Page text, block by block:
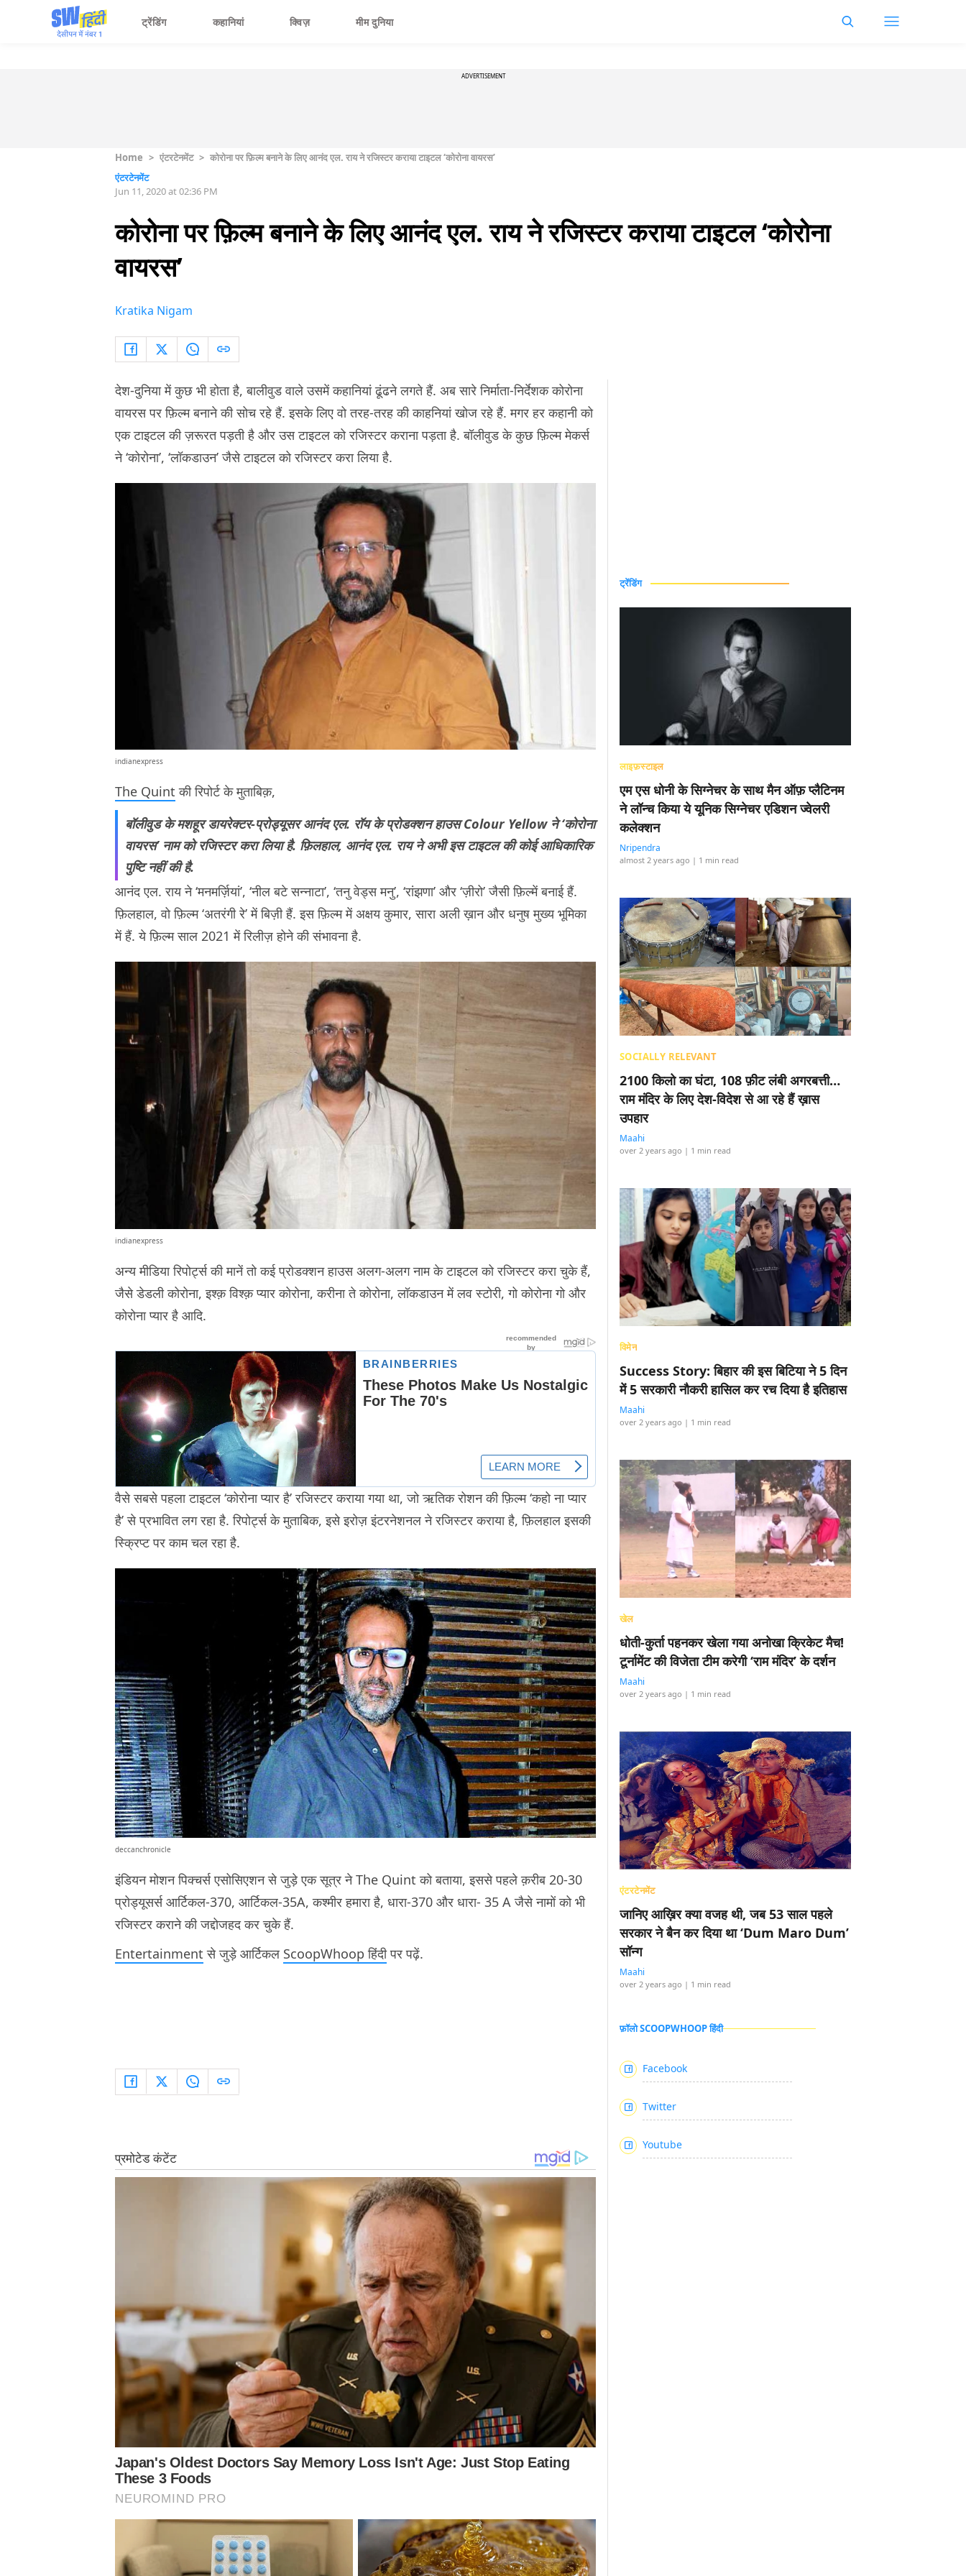
ट्रेंडिंग कहानियां क्विज़ मीम दुनिया
ADVERTISEMENT
Home > एंटरटेनमेंट > कोरोना पर फ़िल्म बनाने के लिए आनंद एल. राय ने रजिस्टर कराया टाइटल ‘कोरोना वायरस’
एंटरटेनमेंट
Jun 11, 2020 at 02:36 PM
कोरोना पर फ़िल्म बनाने के लिए आनंद एल. राय ने रजिस्टर कराया टाइटल ‘कोरोना
वायरस’
Kratika Nigam
देश-दुनिया में कुछ भी होता है, बालीवुड वाले उसमें कहानियां ढूंढने लगते हैं. अब सारे निर्माता-निर्देशक कोरोना
वायरस पर फ़िल्म बनाने की सोच रहे हैं. इसके लिए वो तरह-तरह की काहनियां खोज रहे हैं. मगर हर कहानी को
एक टाइटल की ज़रूरत पड़ती है और उस टाइटल को रजिस्टर कराना पड़ता है. बॉलीवुड के कुछ फ़िल्म मेकर्स
ने ‘कोरोना’, ‘लॉकडाउन’ जैसे टाइटल को रजिस्टर करा लिया है.
indianexpress
The Quint की रिपोर्ट के मुताबिक़,
बॉलीवुड के मशहूर डायरेक्टर-प्रोड्यूसर आनंद एल. रॉय के प्रोडक्शन हाउस Colour Yellow ने ‘कोरोना
वायरस’ नाम को रजिस्टर करा लिया है. फ़िलहाल, आनंद एल. राय ने अभी इस टाइटल की कोई आधिकारिक
पुष्टि नहीं की है.
आनंद एल. राय ने ‘मनमर्ज़ियां’, ‘नील बटे सन्नाटा’, ‘तनु वेड्स मनु’, ‘रांझणा’ और ‘ज़ीरो’ जैसी फ़िल्में बनाई हैं.
फ़िलहाल, वो फ़िल्म ‘अतरंगी रे’ में बिज़ी हैं. इस फ़िल्म में अक्षय कुमार, सारा अली ख़ान और धनुष मुख्य भूमिका
में हैं. ये फ़िल्म साल 2021 में रिलीज़ होने की संभावना है.
indianexpress
अन्य मीडिया रिपोर्ट्स की मानें तो कई प्रोडक्शन हाउस अलग-अलग नाम के टाइटल को रजिस्टर करा चुके हैं,
जैसे डेडली कोरोना, इश्क़ विश्क़ प्यार कोरोना, करीना ते कोरोना, लॉकडाउन में लव स्टोरी, गो कोरोना गो और
कोरोना प्यार है आदि.
वैसे सबसे पहला टाइटल ‘कोरोना प्यार है’ रजिस्टर कराया गया था, जो ऋतिक रोशन की फ़िल्म ‘कहो ना प्यार
है’ से प्रभावित लग रहा है. रिपोर्ट्स के मुताबिक, इसे इरोज़ इंटरनेशनल ने रजिस्टर कराया है, फ़िलहाल इसकी
स्क्रिप्ट पर काम चल रहा है.
deccanchronicle
इंडियन मोशन पिक्चर्स एसोसिएशन से जुड़े एक सूत्र ने The Quint को बताया, इससे पहले क़रीब 20-30
प्रोड्यूसर्स आर्टिकल-370, आर्टिकल-35A, कश्मीर हमारा है, धारा-370 और धारा- 35 A जैसे नामों को भी
रजिस्टर कराने की जद्दोजहद कर चुके हैं.
Entertainment से जुड़े आर्टिकल ScoopWhoop हिंदीपर पढ़ें.
ट्रेंडिंग
लाइफ़स्टाइल
एम एस धोनी के सिग्नेचर के साथ मैन ऑफ़ प्लैटिनम
ने लॉन्च किया ये यूनिक सिग्नेचर एडिशन ज्वेलरी
कलेक्शन
Nripendra
almost 2 years ago | 1 min read
SOCIALLY RELEVANT
2100 किलो का घंटा, 108 फ़ीट लंबी अगरबत्ती…
राम मंदिर के लिए देश-विदेश से आ रहे हैं ख़ास
उपहार
Maahi
over 2 years ago | 1 min read
विमेन
Success Story: बिहार की इस बिटिया ने 5 दिन
में 5 सरकारी नौकरी हासिल कर रच दिया है इतिहास
Maahi
over 2 years ago | 1 min read
खेल
धोती-कुर्ता पहनकर खेला गया अनोखा क्रिकेट मैच!
टूर्नामेंट की विजेता टीम करेगी ‘राम मंदिर’ के दर्शन
Maahi
over 2 years ago | 1 min read
एंटरटेनमेंट
जानिए आख़िर क्या वजह थी, जब 53 साल पहले
सरकार ने बैन कर दिया था ‘Dum Maro Dum’
सॉन्ग
Maahi
over 2 years ago | 1 min read
फ़ॉलो SCOOPWHOOP हिंदी
Facebook
Twitter
Youtube